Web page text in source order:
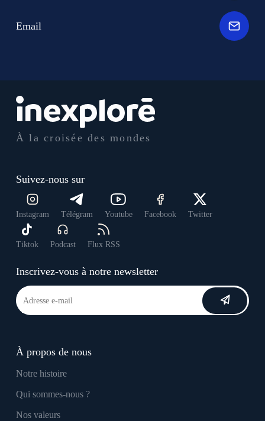
À la croisée des mondes
Suivez-nous sur
Instagram Télégram Youtube Facebook Twitter
Tiktok Podcast Flux RSS
Inscrivez-vous à notre newsletter
À propos de nous
Notre histoire
Qui sommes-nous ?
Nos valeurs
Email